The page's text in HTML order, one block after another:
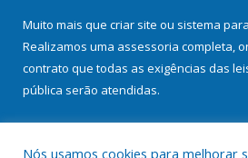
Muito mais que criar site ou sistema
Realizamos uma assessoria completa,
contrato que todas as exigências das
pública serão atendidas.
Nós usamos cookies para melhorar